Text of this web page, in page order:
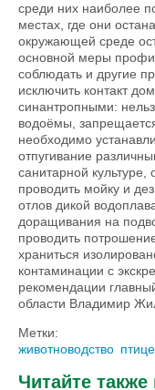
среди них наиболее
местах, где они
окружающей среде
основной меры
соблюдать и другие
исключить контакт
синантропными:
водоёмы,
необходимо
отпугивание
санитарной культуре,
проводить мойку и
отлов дикой
доращивания на
проводить
храниться
контаминации с
рекомендации
области Владимир
Метки:
животноводство
Читайте также